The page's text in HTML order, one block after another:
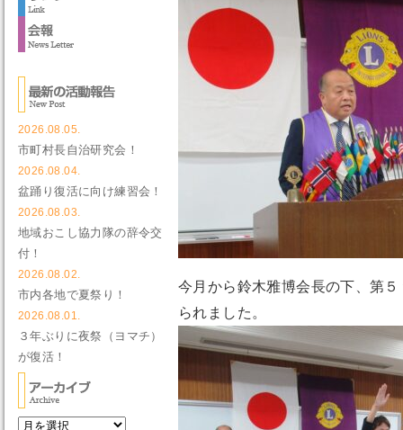
今月から鈴木雅博会長の下、第
られました。
2026.08.05.
市町村長自治研究会！
2026.08.04.
盆踊り復活に向け練習会！
2026.08.03.
地域おこし協力隊の辞令交
付！
2026.08.02.
市内各地で夏祭り！
2026.08.01.
３年ぶりに夜祭（ヨマチ）
が復活！